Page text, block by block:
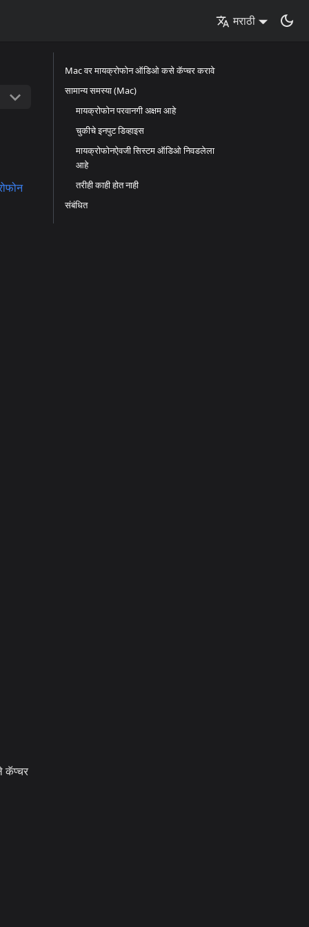
मराठी
Mac वर मायक्रोफोन ऑडिओ कसे कॅप्चर करावे
सामान्य समस्या (Mac)
मायक्रोफोन परवानगी अक्षम आहे
चुकीचे इनपुट डिव्हाइस
मायक्रोफोनऐवजी सिस्टम ऑडिओ निवडलेला
आहे
तरीही काही होत नाही
संबंधित